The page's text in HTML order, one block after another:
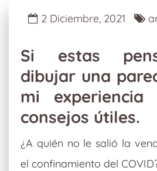
2 Diciembre, 2021
Si estas
dibujar una
mi experiencia
consejos útiles.
¿A quién no le salió la
el confinamiento del